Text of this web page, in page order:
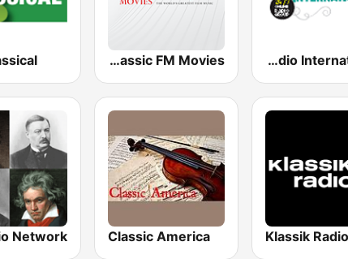
Classical Radio International
Classic FM Movies
Klassik Radio
Classic America